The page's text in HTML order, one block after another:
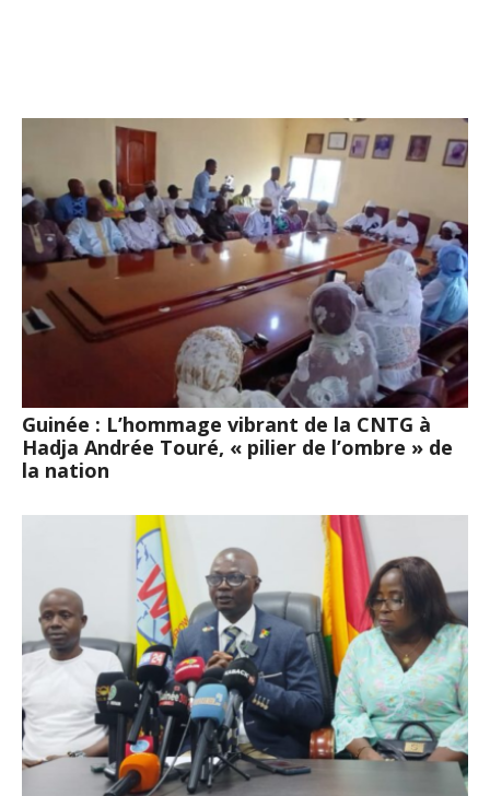
Guinée : L’hommage vibrant de la CNTG à
Hadja Andrée Touré, « pilier de l’ombre » de
la nation